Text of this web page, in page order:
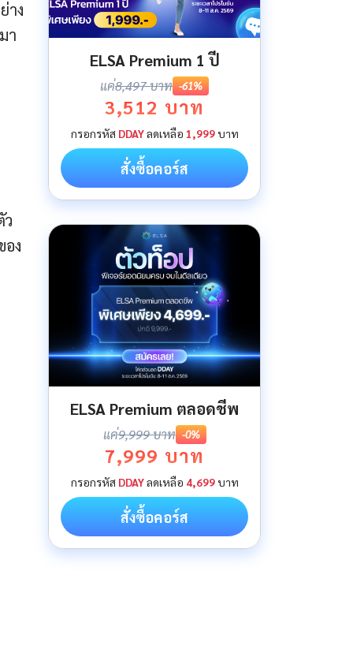
าง
า
ง
ELSA Premium 1 ปี
แค่8,497 บาท -61%
3,512 บาท
กรอกรหัส DDAYลดเหลือ 1,999บาท
สั่งซื้อคอร์ส
ELSA Premium ตลอดชีพ
แค่9,999 บาท -0%
7,999 บาท
กรอกรหัส DDAYลดเหลือ 4,699บาท
สั่งซื้อคอร์ส